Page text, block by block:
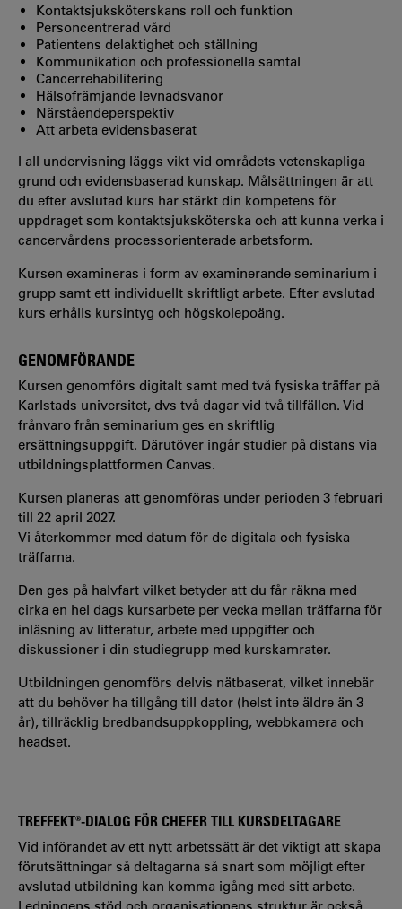
Kontaktsjuksköterskans roll och funktion
Personcentrerad vård
Patientens delaktighet och ställning
Kommunikation och professionella samtal
Cancerrehabilitering
Hälsofrämjande levnadsvanor
Närståendeperspektiv
Att arbeta evidensbaserat
I all undervisning läggs vikt vid områdets vetenskapliga
grund och evidensbaserad kunskap. Målsättningen är att
du efter avslutad kurs har stärkt din kompetens för
uppdraget som kontaktsjuksköterska och att kunna verka i
cancervårdens processorien­terade arbetsform.
Kursen examineras i form av examinerande seminarium i
grupp samt ett individuellt skriftligt arbete. Efter avslutad
kurs erhålls kursintyg och högskolepoäng.
GENOMFÖRANDE
Kursen genomförs digitalt samt med två fysiska träffar på
Karlstads universitet, dvs två dagar vid två tillfällen. Vid
frånvaro från seminarium ges en skriftlig
ersättningsuppgift. Därutöver ingår studier på distans via
utbildningsplattformen Canvas.
Kursen planeras att genomföras under perioden 3 februari
till 22 april 2027.
Vi återkommer med datum för de digitala och fysiska
träffarna.
Den ges på halvfart vilket betyder att du får räkna med
cirka en hel dags kursarbete per vecka mellan träffarna för
inläsning av litteratur, arbete med uppgifter och
diskussioner i din studiegrupp med kurskamrater.
Utbildningen genomförs delvis nätbaserat, vilket innebär
att du behöver ha tillgång till dator (helst inte äldre än 3
år), tillräcklig bredbandsuppkoppling, webbkamera och
headset.
TREFFEKT®-DIALOG FÖR CHEFER TILL KURSDELTAGARE
Vid införandet av ett nytt arbetssätt är det viktigt att skapa
förutsättningar så deltagarna så snart som möjligt efter
avslutad utbildning kan komma igång med sitt arbete.